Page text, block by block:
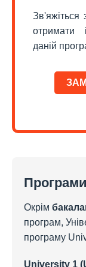
отримати
даній
Програми
Окрім
програм,
програму
University 1